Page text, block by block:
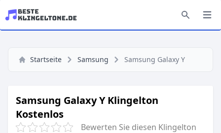
Startseite Samsung Samsung Galaxy Y
Samsung Galaxy Y Klingelton
Kostenlos
Bewerten Sie diesen Klingelton